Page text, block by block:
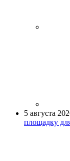
5 августа
площадку